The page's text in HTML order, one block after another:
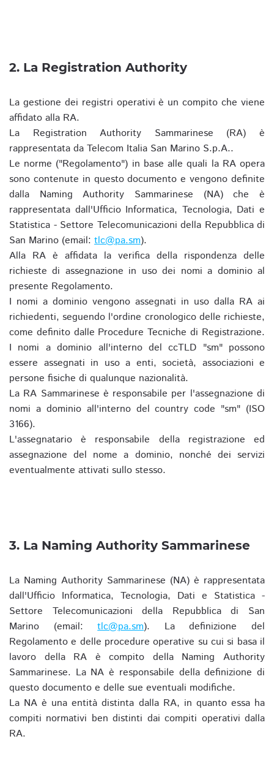
2. La Registration Authority
La gestione dei registri operativi è un compito che viene
affidato alla RA.
La Registration Authority Sammarinese (RA) è
rappresentata da Telecom Italia San Marino S.p.A..
Le norme ("Regolamento") in base alle quali la RA opera
sono contenute in questo documento e vengono definite
dalla Naming Authority Sammarinese (NA) che è
rappresentata dall'Ufficio Informatica, Tecnologia, Dati e
Statistica - Settore Telecomunicazioni della Repubblica di
San Marino (email: tlc@pa.sm).
Alla RA è affidata la verifica della rispondenza delle
richieste di assegnazione in uso dei nomi a dominio al
presente Regolamento.
I nomi a dominio vengono assegnati in uso dalla RA ai
richiedenti, seguendo l'ordine cronologico delle richieste,
come definito dalle Procedure Tecniche di Registrazione.
I nomi a dominio all'interno del ccTLD "sm" possono
essere assegnati in uso a enti, società, associazioni e
persone fisiche di qualunque nazionalità.
La RA Sammarinese è responsabile per l'assegnazione di
nomi a dominio all'interno del country code "sm" (ISO
3166).
L'assegnatario è responsabile della registrazione ed
assegnazione del nome a dominio, nonché dei servizi
eventualmente attivati sullo stesso.
3. La Naming Authority Sammarinese
La Naming Authority Sammarinese (NA) è rappresentata
dall'Ufficio Informatica, Tecnologia, Dati e Statistica -
Settore Telecomunicazioni della Repubblica di San
Marino (email:tlc@pa.sm). La definizione del
Regolamento e delle procedure operative su cui si basa il
lavoro della RA è compito della Naming Authority
Sammarinese. La NA è responsabile della definizione di
questo documento e delle sue eventuali modifiche.
La NA è una entità distinta dalla RA, in quanto essa ha
compiti normativi ben distinti dai compiti operativi dalla
RA.